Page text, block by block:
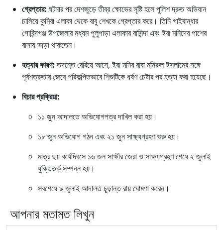
গ্রেপ্তার: ঘটনার পর দেশজুড়ে তীব্র ক্ষোভের সৃষ্টি হলে পুলিশ দ্রুত অভিযান
চালিয়ে কুমিরা এলাকা থেকে বাবু শেখকে গ্রেপ্তার করে। তিনি গাইবান্ধার
গোবিন্দগঞ্জ উপজেলার মধ্যম পুলুপাড়া এলাকার বাসিন্দা এবং ইরা মনিদের পাশের
বাসায় ভাড়া থাকতেন।
হত্যার কারণ:তদন্তে বেরিয়ে আসে, ইরা মনির বাবা মনিরুল ইসলামের সঙ্গে
পূর্বশত্রুতার জেরে পরিকল্পিতভাবে শিশুটিকে ধর্ষণ চেষ্টার পর হত্যা করা হয়েছে।
বিচার প্রক্রিয়া:
১১ জুন আদালতে অভিযোগপত্র দাখিল করা হয়।
১৮ জুন অভিযোগ গঠন এবং ২১ জুন সাক্ষ্যগ্রহণ শুরু হয়।
মাত্র ছয় কার্যদিবসে ১৬ জন সাক্ষীর জেরা ও সাক্ষ্যগ্রহণ শেষে ২ জুলাই
যুক্তিতর্ক সম্পন্ন হয়।
সবশেষে ৯ জুলাই আদালত চূড়ান্ত রায় ঘোষণা করেন।
আপনার মতামত লিখুন